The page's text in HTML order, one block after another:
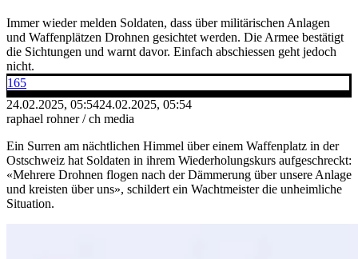
Immer wieder melden Soldaten, dass über militärischen Anlagen
und Waffenplätzen Drohnen gesichtet werden. Die Armee bestätigt
die Sichtungen und warnt davor. Einfach abschiessen geht jedoch
nicht.
165
24.02.2025, 05:5424.02.2025, 05:54
raphael rohner / ch media
Ein Surren am nächtlichen Himmel über einem Waffenplatz in der
Ostschweiz hat Soldaten in ihrem Wiederholungskurs aufgeschreckt:
«Mehrere Drohnen flogen nach der Dämmerung über unsere Anlage
und kreisten über uns», schildert ein Wachtmeister die unheimliche
Situation.